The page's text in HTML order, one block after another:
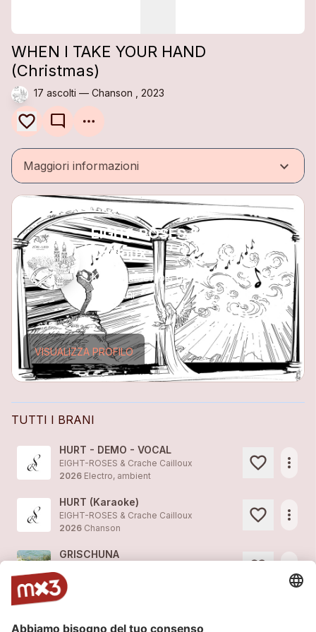
WHEN I TAKE YOUR HAND
(Christmas)
17 ascolti — Chanson , 2023
mode_comment
Maggiori informazioni keyboard_arrow_down
EIGHT-ROSES & Crache
Cailloux
Kinderlieder bis gemi...
22 brani
VISUALIZZA PROFILO
TUTTI I BRANI
HURT - DEMO - VOCAL
EIGHT-ROSES & Crache Cailloux
2026 Electro, ambient
more_horiz
HURT (Karaoke)
EIGHT-ROSES & Crache Cailloux
2026 Chanson
more_horiz
GRISCHUNA
2025